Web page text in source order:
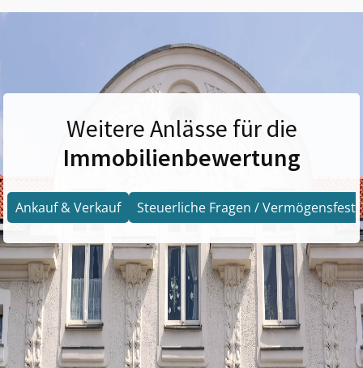
Weitere Anlässe für die
Immobilienbewertung
Ankauf & Verkauf Steuerliche Fragen /